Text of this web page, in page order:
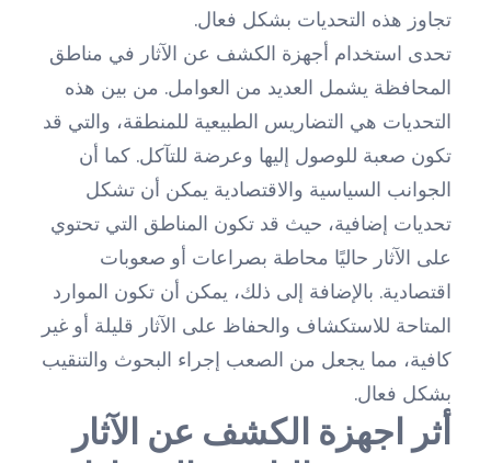
تجاوز هذه التحديات بشكل فعال.
تحدى استخدام أجهزة الكشف عن الآثار في مناطق
المحافظة يشمل العديد من العوامل. من بين هذه
التحديات هي التضاريس الطبيعية للمنطقة، والتي قد
تكون صعبة للوصول إليها وعرضة للتآكل. كما أن
الجوانب السياسية والاقتصادية يمكن أن تشكل
تحديات إضافية، حيث قد تكون المناطق التي تحتوي
على الآثار حاليًا محاطة بصراعات أو صعوبات
اقتصادية. بالإضافة إلى ذلك، يمكن أن تكون الموارد
المتاحة للاستكشاف والحفاظ على الآثار قليلة أو غير
كافية، مما يجعل من الصعب إجراء البحوث والتنقيب
بشكل فعال.
أثر اجهزة الكشف عن الآثار